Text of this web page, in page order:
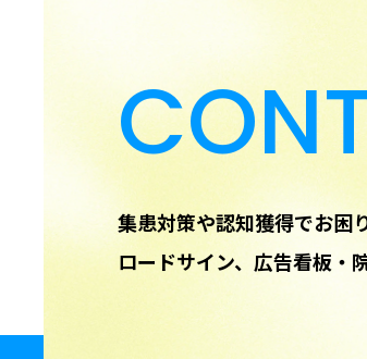
集患対策や認知獲得でお困
ロードサイン、広告看板・